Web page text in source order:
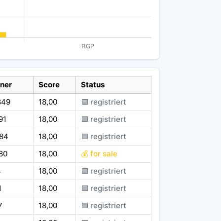
Score
Status
18,00
🟪 registriert
18,00
🟪 registriert
18,00
🟪 registriert
18,00
💰 for sale
18,00
🟪 registriert
18,00
🟪 registriert
18,00
🟪 registriert